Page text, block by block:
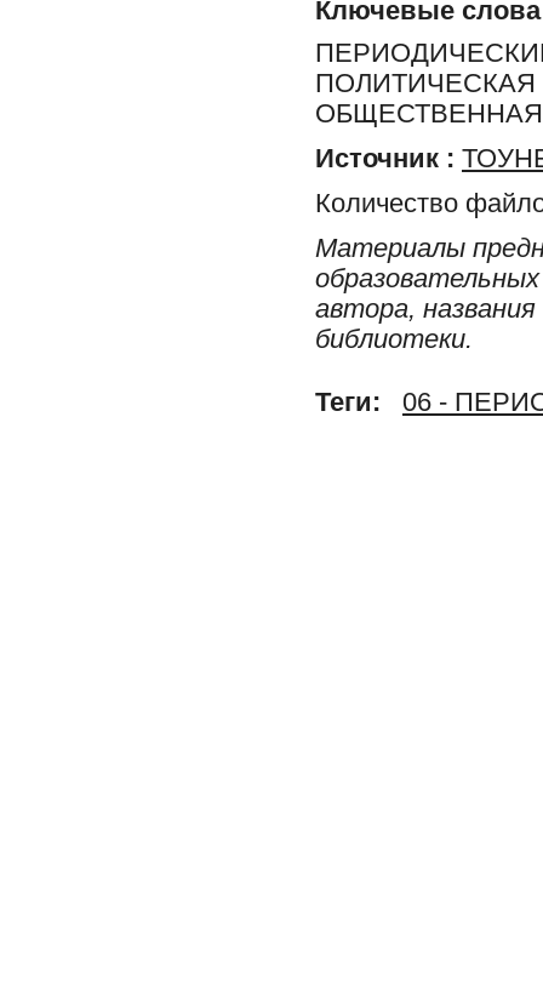
Ключевые слова
Источник :
Количество
Материалы
автора,
библиотеки.
Теги: 06 -